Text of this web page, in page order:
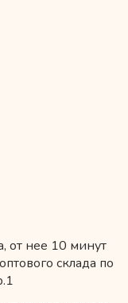
от нее 10 минут
склада по